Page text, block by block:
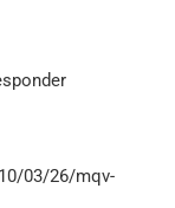
03/26/mqv-